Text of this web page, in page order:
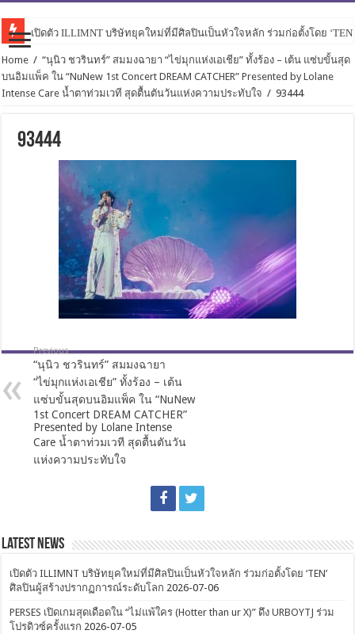
เปิดตัว ILLIMNT บริษัทยุคใหม่ที่มีศิลปินเป็นหัวใจหลัก ร่วมก่อตั้งโดย
Home / “นุนิว ชวรินทร์” สมมงฉายา “ไข่มุกแห่งเอเชีย” ทั้งร้อง – เต้น แซ่บขั้นสุด
บนอิมแพ็ค ใน “NuNew 1st Concert DREAM CATCHER” Presented by Lolane
Intense Care น้ำตาท่วมเวที สุดตื้นตันวันแห่งความประทับใจ / 93444
93444
Previous
“นุนิว ชวรินทร์” สมมงฉายา
“ไข่มุกแห่งเอเชีย” ทั้งร้อง – เต้น
แซ่บขั้นสุดบนอิมแพ็ค ใน “NuNew
1st Concert DREAM CATCHER”
Presented by Lolane Intense
Care น้ำตาท่วมเวที สุดตื้นตันวัน
แห่งความประทับใจ
Latest News
เปิดตัว ILLIMNT บริษัทยุคใหม่ที่มีศิลปินเป็นหัวใจหลัก ร่วมก่อตั้งโดย ‘TEN’
ศิลปินผู้สร้างปรากฏการณ์ระดับโลก 2026-07-06
PERSES เปิดเกมสุดเดือดใน “ไม่แพ้ใคร (Hotter than ur X)” ดึง URBOYTJ ร่วม
โปรดิวซ์ครั้งแรก 2026-07-05